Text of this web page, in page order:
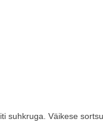
suhkruga. Väikese